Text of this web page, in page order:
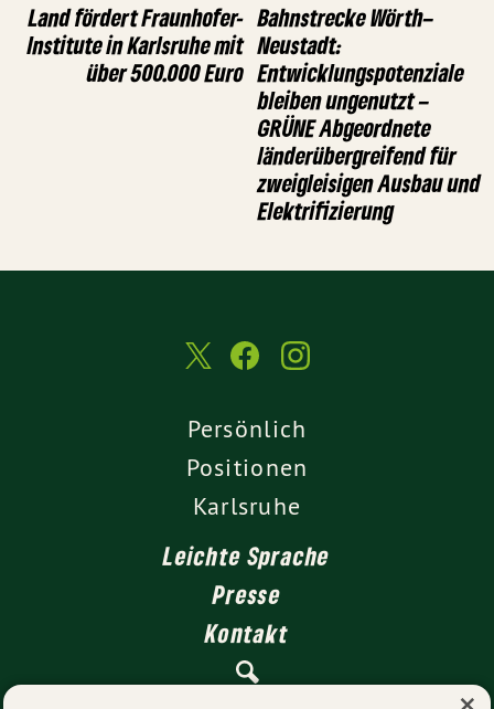
Land fördert Fraunhofer-
Institute in Karlsruhe mit
über 500.000 Euro
Bahnstrecke Wörth–
Neustadt:
Entwicklungspotenziale
bleiben ungenutzt –
GRÜNE Abgeordnete
länderübergreifend für
zweigleisigen Ausbau und
Elektrifizierung
Persönlich
Positionen
Karlsruhe
Leichte Sprache
Presse
Kontakt